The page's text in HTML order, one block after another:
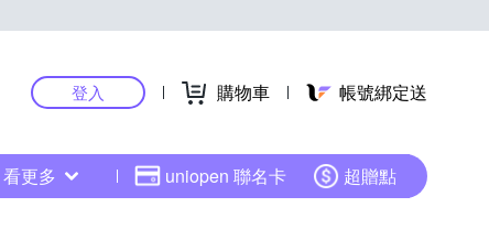
登入 購物車 帳號綁定送
看更多 uniopen 聯名卡 超贈點